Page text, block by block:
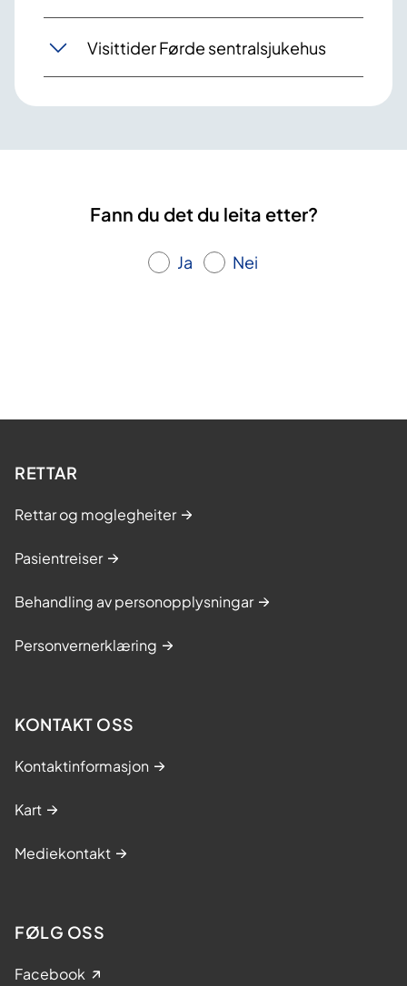
Visittider Førde sentralsjukehus
Fann du det du leita etter?
Ja Nei
RETTAR
Rettar og moglegheiter
Pasientreiser
Behandling av personopplysningar
Personvernerklæring
KONTAKT OSS
Kontaktinformasjon
Kart
Mediekontakt
FØLG OSS
Facebook